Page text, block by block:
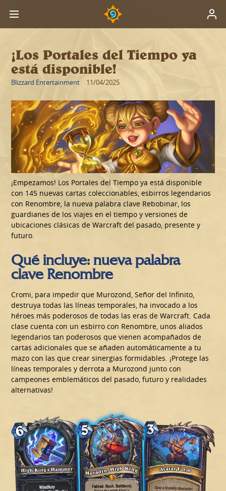
¡Los Portales del Tiempo ya
está disponible!
Blizzard Entertainment 11/04/2025
¡Empezamos! Los Portales del Tiempo ya está disponible
con 145 nuevas cartas coleccionables, esbirros legendarios
con Renombre, la nueva palabra clave Rebobinar, los
guardianes de los viajes en el tiempo y versiones de
ubicaciones clásicas de Warcraft del pasado, presente y
futuro.
Qué incluye: nueva palabra
clave Renombre
Cromi, para impedir que Murozond, Señor del Infinito,
destruya todas las líneas temporales, ha invocado a los
héroes más poderosos de todas las eras de Warcraft. Cada
clase cuenta con un esbirro con Renombre, unos aliados
legendarios tan poderosos que vienen acompañados de
cartas adicionales que se añaden automáticamente a tu
mazo con las que crear sinergias formidables. ¡Protege las
líneas temporales y derrota a Murozond junto con
campeones emblemáticos del pasado, futuro y realidades
alternativas!